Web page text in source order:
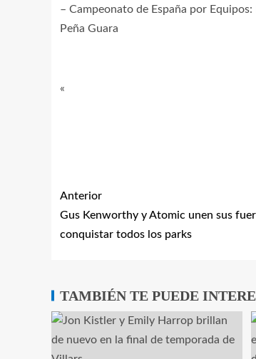
– Campeonato de España por
Peña Guara
«
Anterior
Gus Kenworthy y Atomic unen sus
conquistar todos los parks
TAMBIÉN TE PUEDE